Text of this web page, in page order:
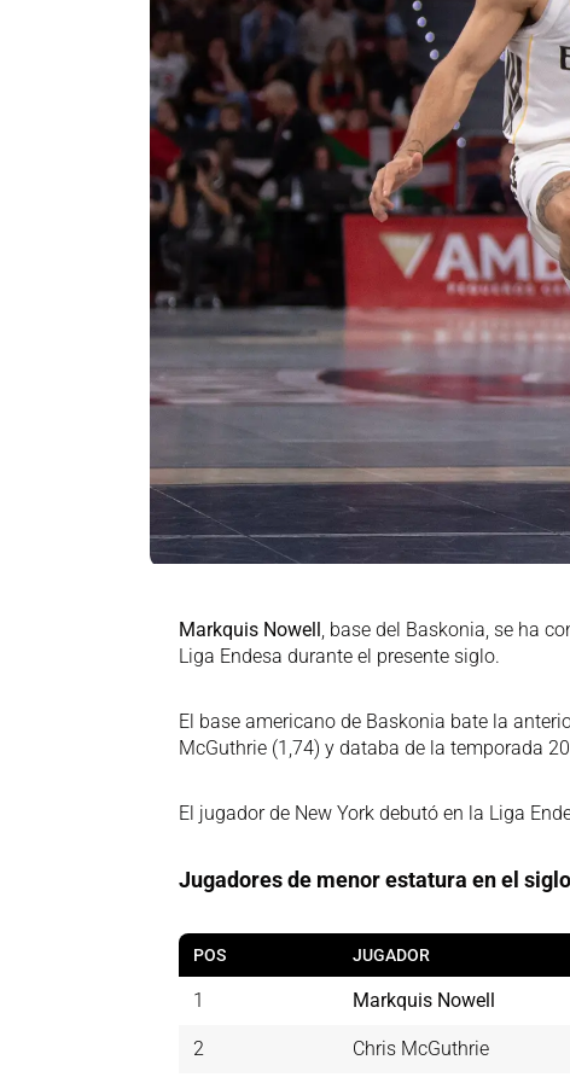
Markquis Nowell , base del Baskonia, se ha
Liga Endesa durante el presente siglo.
El base americano de Baskonia bate la
McGuthrie (1,74) y databa de la temporada
El jugador de New York debutó en la Liga
Jugadores de menor estatura en el
POS JUGADOR
1 Markquis Nowell
2 Chris McGuthrie